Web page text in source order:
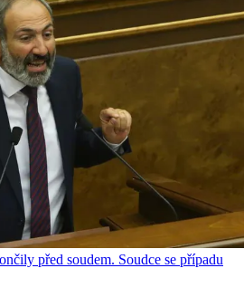
před soudem. Soudce se případu